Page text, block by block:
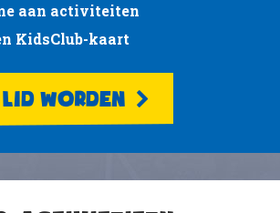
aan activiteiten
KidsClub-kaart
LID WORDEN